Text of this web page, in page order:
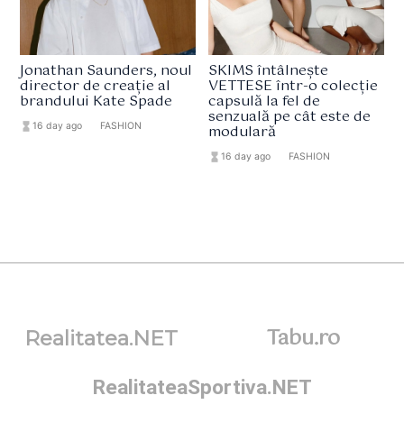
Jonathan Saunders, noul
director de creație al
brandului Kate Spade
hourglass_full16 day ago FASHION
SKIMS întâlnește
VETTESE într-o colecție
capsulă la fel de
senzuală pe cât este de
modulară
hourglass_full 16 day ago FASHION
Realitatea.NET Tabu.ro
RealitateaSportiva.NET